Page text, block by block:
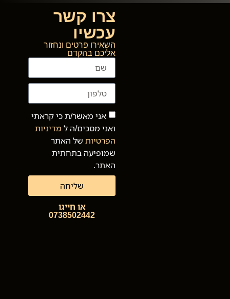
צרו קשר
עכשיו
השאירו פרטים ונחזור
אליכם בהקדם
אני מאשר/ת כי קראתי
ואני מסכים/ה ל מדיניות
הפרטיותשל האתר
שמופיעה בתחתית
האתר.
שליחה
או חייגו
0738502442